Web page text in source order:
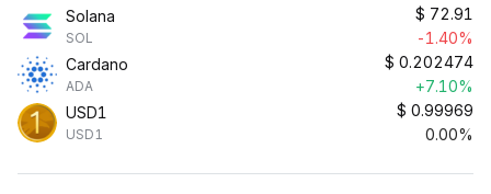
Solana
SOL
$ 72.91
-1.40%
Cardano
ADA
$ 0.202474
+7.10%
USD1
USD1
$ 0.99969
0.00%